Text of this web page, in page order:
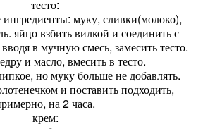
тесто:
муку, сливки(молоко),
яйцо взбить вилкой и соединить с
в мучную смесь, замесить тесто.
и масло, вмесить в тесто.
но муку больше не добавлять.
и поставить подходить,
на 2 часа.
крем: